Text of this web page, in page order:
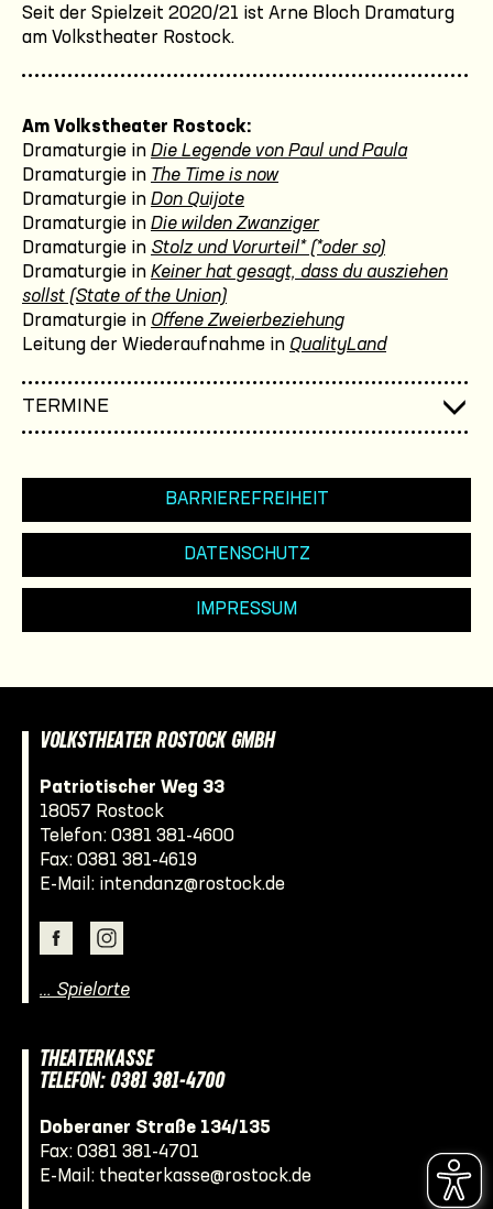
Seit der Spielzeit 2020/21 ist Arne Bloch Dramaturg
am Volkstheater Rostock.
Am Volkstheater Rostock:
Dramaturgie in Die Legende von Paul und Paula
Dramaturgie in The Time is now
Dramaturgie in Don Quijote
Dramaturgie in Die wilden Zwanziger
Dramaturgie in Stolz und Vorurteil* (*oder so)
Dramaturgie in Keiner hat gesagt, dass du ausziehen
sollst (State of the Union)
Dramaturgie in Offene Zweierbeziehung
Leitung der Wiederaufnahme in QualityLand
TERMINE
BARRIEREFREIHEIT
DATENSCHUTZ
IMPRESSUM
VOLKSTHEATER ROSTOCK GMBH
Patriotischer Weg 33
18057 Rostock
Telefon: 0381 381-4600
Fax: 0381 381-4619
E-Mail: intendanz@rostock.de
… Spielorte
THEATERKASSE
TELEFON: 0381 381-4700
Doberaner Straße 134/135
Fax: 0381 381-4701
E-Mail: theaterkasse@rostock.de